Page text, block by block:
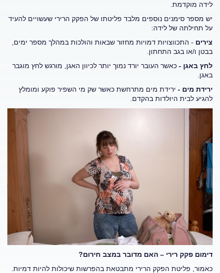
לידה מוקדמת.
יש מספר סימנים נוספים מלבד פליטתו של הפקק הרירי שעשויים להעיד
על תחילתה של לידה:
צירים - התכווצויות דמויות מחזור שבאות והולכות במהלך מספר ימים,
בבטן ו/או בגב התחתון.
לחץ באגן - כאשר העובר יורד נמוך יותר לכיוון האגן, מורגש לחץ מוגבר
באגן.
ירידת מים - ירידת מים מתרחשת כאשר שק מי השפיר פוקע ומומלץ
להגיע לבית היולדות בהקדם.
דימום פקק רירי – האם מדובר במצב חירום?
כאמור, פליטת הפקק הרירי מתבטאת בהפרשות שיכולות להיות דמיות.